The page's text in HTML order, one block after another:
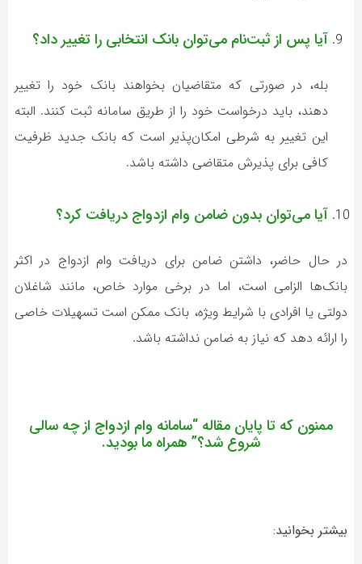
آیا پس از ثبت‌نام می‌توان بانک انتخابی را تغییر داد؟
بله، در صورتی که متقاضیان بخواهند بانک خود را تغییر
دهند، باید درخواست خود را از طریق سامانه ثبت کنند. البته
این تغییر به شرطی امکان‌پذیر است که بانک جدید ظرفیت
کافی برای پذیرش متقاضی داشته باشد.
آیا می‌توان بدون ضامن وام ازدواج دریافت کرد؟
در حال حاضر، داشتن ضامن برای دریافت وام ازدواج در اکثر
بانک‌ها الزامی است، اما در برخی موارد خاص، مانند شاغلان
دولتی یا افرادی با شرایط ویژه، بانک ممکن است تسهیلات خاصی
را ارائه دهد که نیاز به ضامن نداشته باشد.
ممنون که تا پایان مقاله “سامانه وام ازدواج از چه سالی
شروع شد؟” همراه ما بودید.
بیشتر بخوانید: